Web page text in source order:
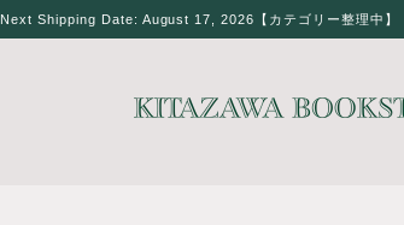
Next Shipping Date: August 17, 2026【カテゴリー整理中】